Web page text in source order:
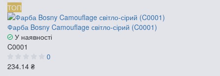
ТОП
Фарба Bosny Camouflage світло-сірий (C0001)
У наявності
C0001
0
234.14 ₴